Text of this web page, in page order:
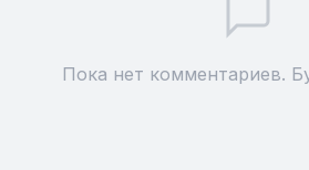
Пока нет комментариев.